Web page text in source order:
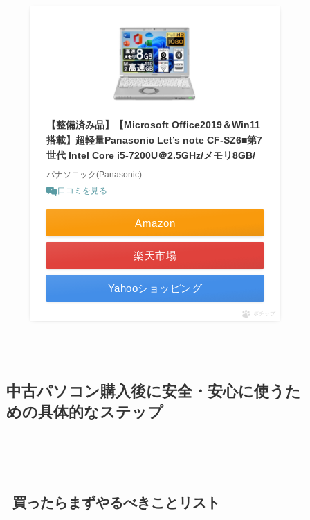
【整備済み品】【Microsoft Office2019＆Win11
搭載】超軽量Panasonic Let’s note CF-SZ6■第7
世代 Intel Core i5-7200U＠2.5GHz/メモリ8GB/
パナソニック(Panasonic)
口コミを見る
Amazon
楽天市場
Yahooショッピング
ポチップ
中古パソコン購入後に安全・安心に使うた
めの具体的なステップ
買ったらまずやるべきことリスト